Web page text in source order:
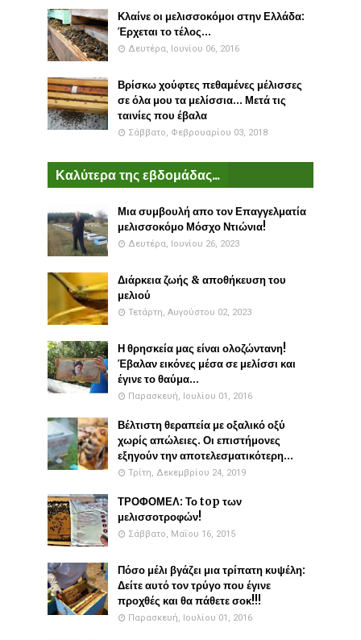
Κλαίνε οι μελισσοκόμοι στην Ελλάδα:
Έρχεται το τέλος...
Δευτέρα, Ιουνίου 06, 2016
Βρίσκω χούφτες πεθαμένες μέλισσες
σε όλα μου τα μελίσσια... Μετά τις
ταινίες που έβαλα
Σάββατο, Φεβρουαρίου 03, 2018
Καλύτερα της εβδομάδας...
Μια συμβουλή απο τον Επαγγελματία
μελισσοκόμο Μόσχο Ντιώνια!
Δευτέρα, Ιουνίου 26, 2023
Διάρκεια ζωής & αποθήκευση του
μελιού
Τετάρτη, Αυγούστου 02, 2023
Η θρησκεία μας είναι ολοζώντανη!
Έβαλαν εικόνες μέσα σε μελίσσι και
έγινε το θαύμα...
Παρασκευή, Ιουλίου 01, 2016
Βέλτιστη θεραπεία με οξαλικό οξύ
χωρίς απώλειες. Οι επιστήμονες
εξηγούν την αποτελεσματικότερη...
Τρίτη, Δεκεμβρίου 24, 2019
ΤΡΟΦΟΜΕΛ: Το top των
μελισσοτροφών!
Σάββατο, Μαΐου 16, 2015
Πόσο μέλι βγάζει μια τρίπατη κυψέλη:
Δείτε αυτό τον τρύγο που έγινε
προχθές και θα πάθετε σοκ!!!
Παρασκευή, Ιουλίου 01, 2016